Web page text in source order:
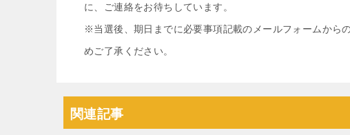
に、ご連絡をお待ちしています。
※当選後、期日までに必要事項記載のメールフォームから
めご了承ください。
関連記事